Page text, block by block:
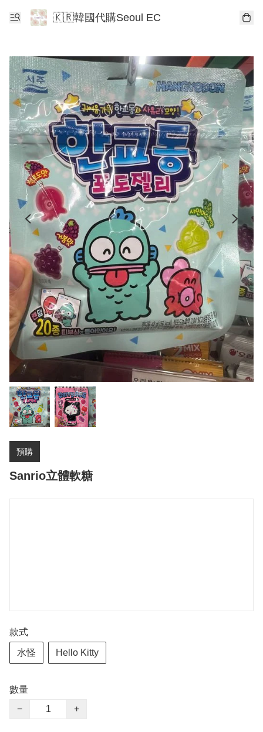
🇰🇷韓國代購Seoul EC
預購
Sanrio立體軟糖
款式
水怪 Hello Kitty
數量
−
+